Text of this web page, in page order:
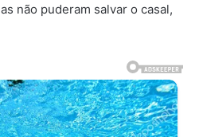
não puderam salvar o casal,